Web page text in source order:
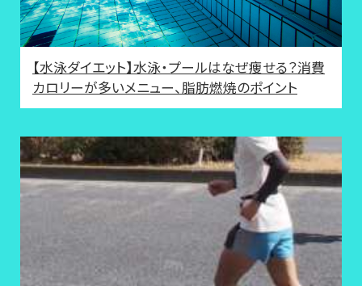
【水泳ダイエット】水泳・プールはなぜ痩せる？消費
カロリーが多いメニュー、脂肪燃焼のポイント